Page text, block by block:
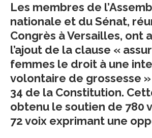
Les membres de
nationale et du Sénat,
Congrès à Versailles, ont
l’ajout de la clause «
femmes le droit à une
volontaire de grossesse »
34 de la Constitution.
obtenu le soutien de 780
72 voix exprimant une